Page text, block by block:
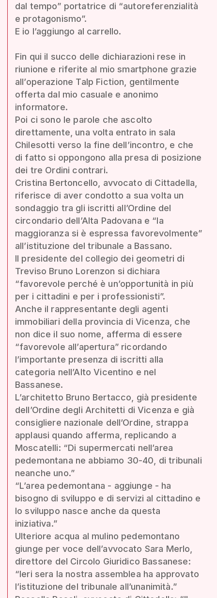
dal tempo” portatrice di “autoreferenzialità
e protagonismo”.
E io l’aggiungo al carrello.
Fin qui il succo delle dichiarazioni rese in
riunione e riferite al mio smartphone grazie
all’operazione Talp Fiction, gentilmente
offerta dal mio casuale e anonimo
informatore.
Poi ci sono le parole che ascolto
direttamente, una volta entrato in sala
Chilesotti verso la fine dell’incontro, e che
di fatto si oppongono alla presa di posizione
dei tre Ordini contrari.
Cristina Bertoncello, avvocato di Cittadella,
riferisce di aver condotto a sua volta un
sondaggio tra gli iscritti all’Ordine del
circondario dell’Alta Padovana e “la
maggioranza si è espressa favorevolmente”
all’istituzione del tribunale a Bassano.
Il presidente del collegio dei geometri di
Treviso Bruno Lorenzon si dichiara
“favorevole perché è un’opportunità in più
per i cittadini e per i professionisti”.
Anche il rappresentante degli agenti
immobiliari della provincia di Vicenza, che
non dice il suo nome, afferma di essere
“favorevole all’apertura” ricordando
l’importante presenza di iscritti alla
categoria nell’Alto Vicentino e nel
Bassanese.
L’architetto Bruno Bertacco, già presidente
dell’Ordine degli Architetti di Vicenza e già
consigliere nazionale dell’Ordine, strappa
applausi quando afferma, replicando a
Moscatelli: “Di supermercati nell’area
pedemontana ne abbiamo 30-40, di tribunali
neanche uno.”
“L’area pedemontana - aggiunge - ha
bisogno di sviluppo e di servizi al cittadino e
lo sviluppo nasce anche da questa
iniziativa.”
Ulteriore acqua al mulino pedemontano
giunge per voce dell’avvocato Sara Merlo,
direttore del Circolo Giuridico Bassanese:
“Ieri sera la nostra assemblea ha approvato
l’istituzione del tribunale all’unanimità.”